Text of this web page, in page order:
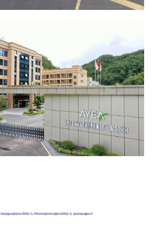
Սարքավորումներ և հետազոտություններ և զարգացում